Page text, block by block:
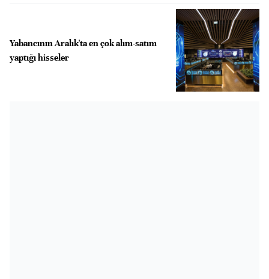
Yabancının Aralık'ta en çok alım-satım
yaptığı hisseler